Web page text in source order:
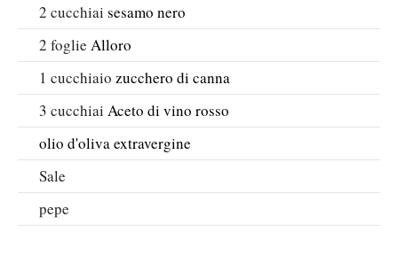
2 cucchiai sesamo nero
2 foglie Alloro
1 cucchiaio zucchero di canna
3 cucchiai Aceto di vino rosso
olio d'oliva extravergine
Sale
pepe